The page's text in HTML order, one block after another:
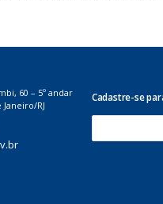
60 – 5º andar
RJ
Cadastre-se
-